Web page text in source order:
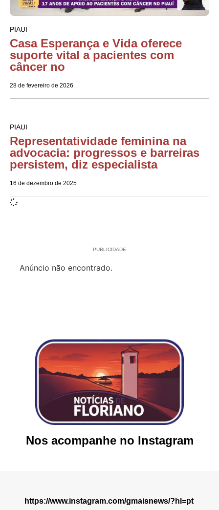
PIAUI
Casa Esperança e Vida oferece
suporte vital a pacientes com
câncer no
28 de fevereiro de 2026
PIAUI
Representatividade feminina na
advocacia: progressos e barreiras
persistem, diz especialista
16 de dezembro de 2025
PUBLICIDADE
Anúncio não encontrado.
Nos acompanhe no Instagram
https://www.instagram.com/gmaisnews/?hl=pt